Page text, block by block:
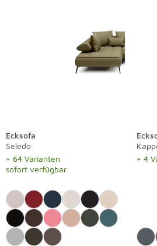
Ecksofa
Seledo
+ 64 Varianten
sofort verfügbar
+ 4